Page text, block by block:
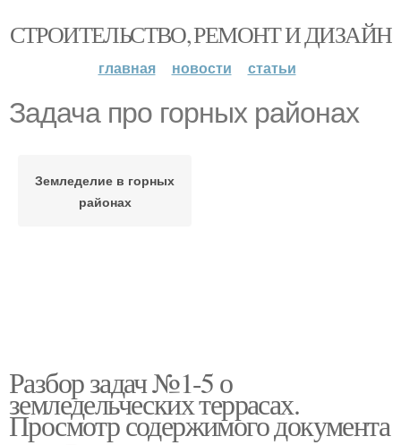
СТРОИТЕЛЬСТВО, РЕМОНТ И ДИЗАЙН
главная новости статьи
Задача про горных районах
Земледелие в горных
районах
Разбор задач №1-5 о
земледельческих террасах.
Просмотр содержимого документа